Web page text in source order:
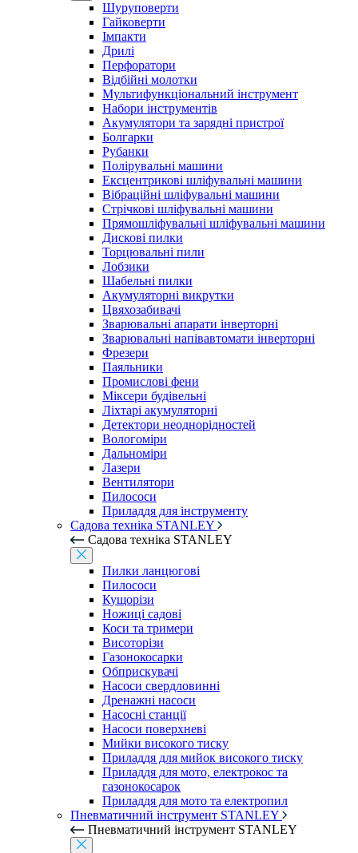
Шуруповерти
Гайковерти
Імпакти
Дрилі
Перфоратори
Відбійні молотки
Мультифункціональний інструмент
Набори інструментів
Акумулятори та зарядні пристрої
Болгарки
Рубанки
Полірувальні машини
Ексцентрикові шліфувальні машини
Вібраційні шліфувальні машини
Стрічкові шліфувальні машини
Прямошліфувальні шліфувальні машини
Дискові пилки
Торцювальні пили
Лобзики
Шабельні пилки
Акумуляторні викрутки
Цвяхозабивачі
Зварювальні апарати інверторні
Зварювальні напівавтомати інверторні
Фрезери
Паяльники
Промислові фени
Міксери будівельні
Ліхтарі акумуляторні
Детектори неоднорідностей
Вологоміри
Дальноміри
Лазери
Вентилятори
Пилососи
Приладдя для інструменту
Садова техніка STANLEY
Садова техніка STANLEY
Пилки ланцюгові
Пилососи
Кущорізи
Ножиці садові
Коси та тримери
Висоторізи
Газонокосарки
Обприскувачі
Насоси свердловинні
Дренажні насоси
Насосні станції
Насоси поверхневі
Мийки високого тиску
Приладдя для мийок високого тиску
Приладдя для мото, електрокос та
газонокосарок
Приладдя для мото та електропил
Пневматичний інструмент STANLEY
Пневматичний інструмент STANLEY